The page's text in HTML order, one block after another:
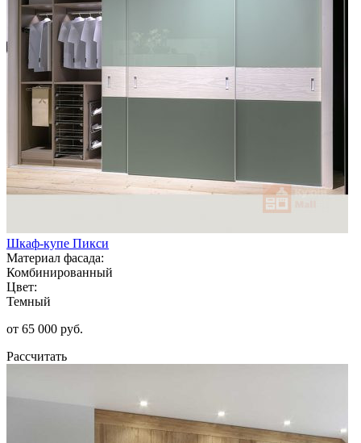
Шкаф-купе Пикси
Материал фасада:
Комбинированный
Цвет:
Темный
от 65 000 руб.
Рассчитать